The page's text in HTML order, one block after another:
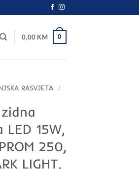
0,00 KM 0
RASVJETA /
15W,
250,
LIGHT,